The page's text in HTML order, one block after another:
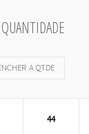
A QTDE
44